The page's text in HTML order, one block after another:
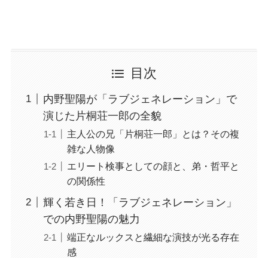
目次
内野聖陽が「ラブジェネレーション」で
演じた片桐荘一郎の全貌
主人公の兄「片桐荘一郎」とは？その複
雑な人物像
エリート検事としての顔と、弟・哲平と
の関係性
輝く若き日！「ラブジェネレーション」
での内野聖陽の魅力
端正なルックスと繊細な演技が光る存在
感